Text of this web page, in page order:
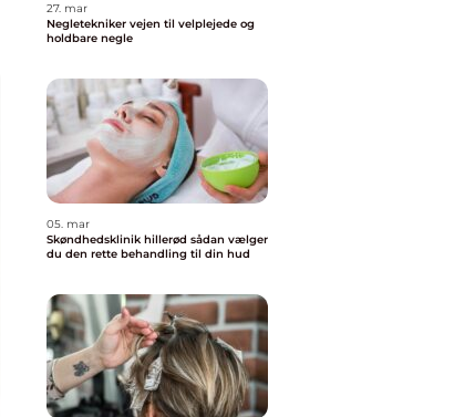
27. mar
Negletekniker vejen til velplejede og
holdbare negle
05. mar
Skøndhedsklinik hillerød sådan vælger
du den rette behandling til din hud